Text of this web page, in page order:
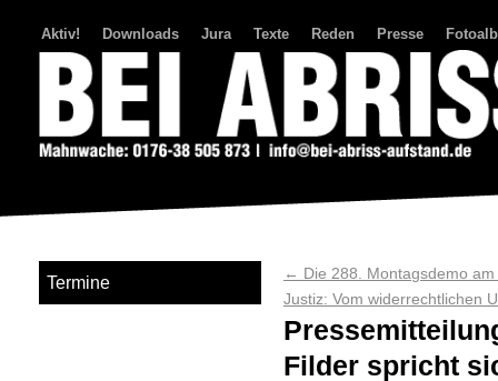
Aktiv! Downloads Jura Texte Reden Presse
← Die 288. Montagsdemo
Justiz: Vom widerrechtlichen
Filder spricht
Termine